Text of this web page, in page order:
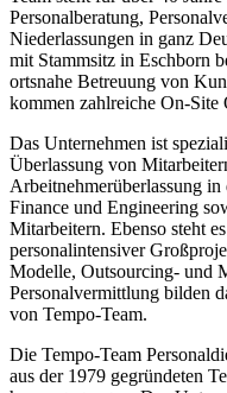
Personalberatung,
Niederlassungen in ganz
mit Stammsitz in Eschborn
ortsnahe Betreuung von
kommen zahlreiche On-
Das Unternehmen ist
Überlassung von
Arbeitnehmerüberlassung
Finance und Engineering
Mitarbeitern. Ebenso steht
personalintensiver
Modelle, Outsourcing- und
Personalvermittlung bilden
von Tempo-Team.
Die Tempo-Team
aus der 1979 gegründeten